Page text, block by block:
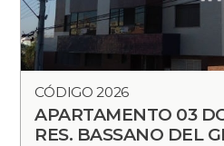
CÓDIGO 2026
APARTAMENTO 03
RES. BASSANO DEL